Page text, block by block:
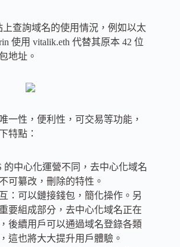
上查詢域名的使用情況，例如以太
使用 vitalik.eth 代替其原本 42 位
地址。
一性，便利性，可交易等功能，
特點：
的中心化運營不同，去中心化域名
可纂改，刪除的特性。
：可以鏈接錢包，簡化操作。另
要組成部分，去中心化域名正在
後續用戶可以通過域名登錄各類
這也將大大提升用戶體驗。